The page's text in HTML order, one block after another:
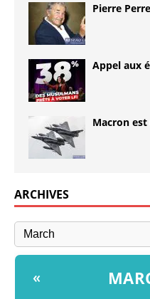
Pierre
Appel aux
Macron
ARCHIVES
«